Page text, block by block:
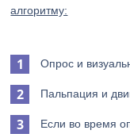
алгоритму:
Опрос и
Пальпация и
Если во время